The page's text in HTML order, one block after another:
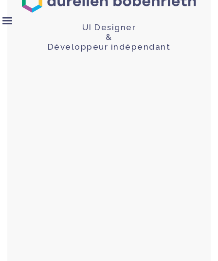
UI Designer
&
Développeur indépendant